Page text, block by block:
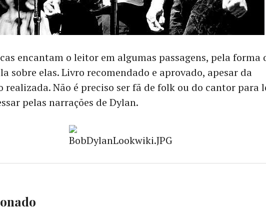
encantam o leitor em algumas passagens, pela forma
sobre elas. Livro recomendado e aprovado, apesar da
realizada. Não é preciso ser fã de folk ou do cantor para
pelas narrações de Dylan.